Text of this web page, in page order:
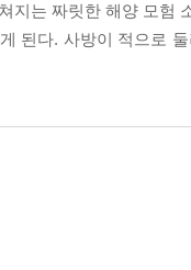
지는 짜릿한 해양 모험
된다. 사방이 적으로